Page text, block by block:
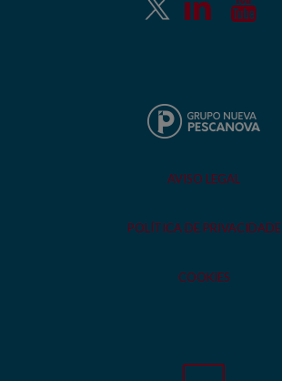
AVISO LEGAL
POLÍTICA DE PRIVACIDADE
COOKIES